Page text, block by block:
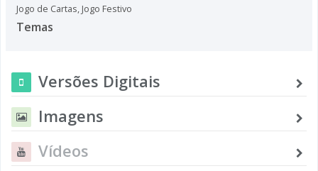
Jogo de Cartas, Jogo Festivo
Temas
Versões Digitais
Imagens
Vídeos